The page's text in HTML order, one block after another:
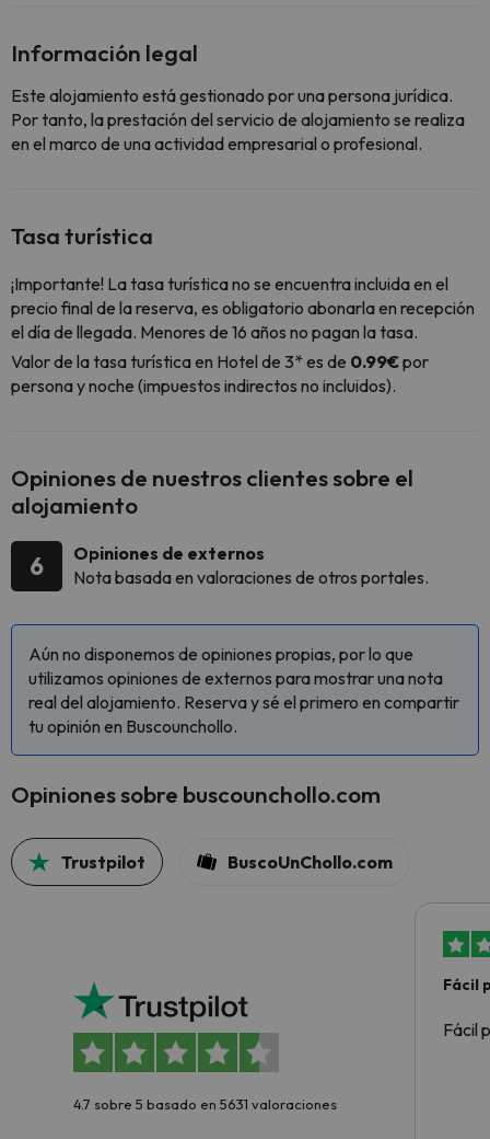
Información legal
Este alojamiento está gestionado por una persona jurídica.
Por tanto, la prestación del servicio de alojamiento se realiza
en el marco de una actividad empresarial o profesional.
Tasa turística
¡Importante! La tasa turística no se encuentra incluida en el
precio final de la reserva, es obligatorio abonarla en recepción
el día de llegada. Menores de 16 años no pagan la tasa.
Valor de la tasa turística en Hotel de 3* es de 0.99€por
persona y noche (impuestos indirectos no incluidos).
Opiniones de nuestros clientes sobre el
alojamiento
6
Opiniones de externos
Nota basada en valoraciones de otros portales.
Aún no disponemos de opiniones propias, por lo que
utilizamos opiniones de externos para mostrar una nota
real del alojamiento. Reserva y sé el primero en compartir
tu opinión en Buscounchollo.
Opiniones sobre buscounchollo.com
Trustpilot BuscoUnChollo.com
4.7 sobre 5 basado en 5631 valoraciones
Fácil
Fácil